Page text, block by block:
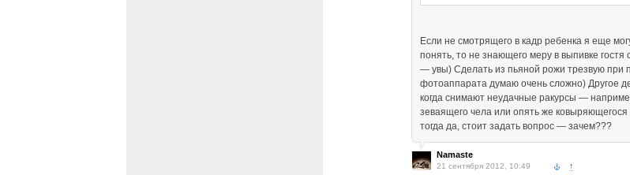
Если не смотрящего в кадр ребенка я еще
понять, то не знающего меру в выпивке гостя
— увы) Сделать из пьяной рожи трезвую при
фотоаппарата думаю очень сложно) Другое
когда снимают неудачные ракурсы —
зеваящего чела или опять же ковыряющегося
тогда да, стоит задать вопрос — зачем???
Namaste
21 сентября 2012, 10:49 ↑